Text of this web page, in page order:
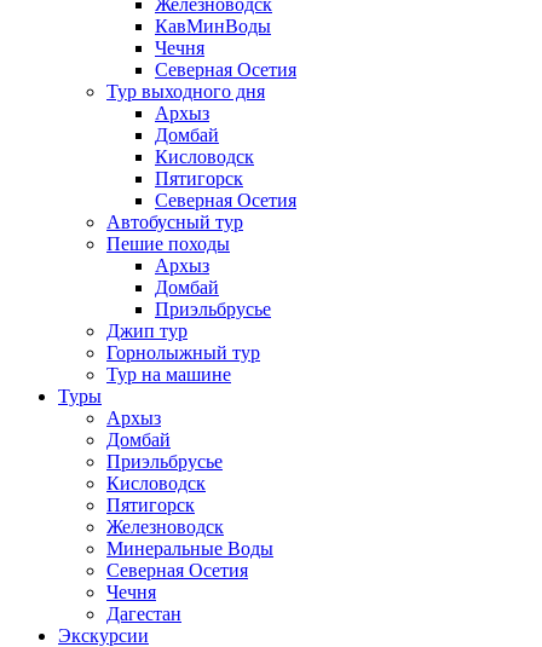
Железноводск
КавМинВоды
Чечня
Северная Осетия
Тур выходного дня
Архыз
Домбай
Кисловодск
Пятигорск
Северная Осетия
Автобусный тур
Пешие походы
Архыз
Домбай
Приэльбрусье
Джип тур
Горнолыжный тур
Тур на машине
Туры
Архыз
Домбай
Приэльбрусье
Кисловодск
Пятигорск
Железноводск
Минеральные Воды
Северная Осетия
Чечня
Дагестан
Экскурсии